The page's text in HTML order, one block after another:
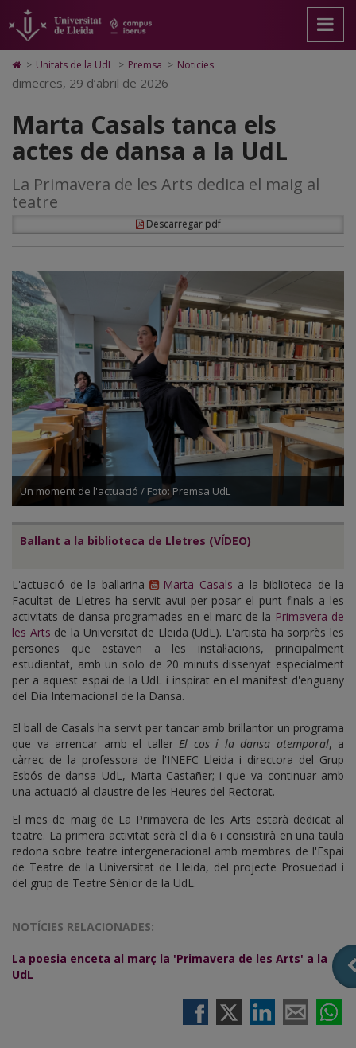
Marta
Casals
tanca
els
actes
de
dansa
a
UdL
pàgina
principal.
Universitat
Lleida
contingut
principal
Mapa
Web.
Universitat
Cerca
Accessibilitat.
Universitat
Lleida
Icono
de
Home
ir
a
la
página
inicio
> Unitats de la UdL > Premsa > Noticies
dimecres, 29 d’abril de 2026
Marta Casals tanca els
actes de dansa a la UdL
La Primavera de les Arts dedica el maig al
teatre
Descarregar pdf
Un moment de l'actuació / Foto: Premsa UdL
Ballant a la biblioteca de Lletres (VÍDEO)
L'actuació de la ballarina Marta Casals a la biblioteca de la
Facultat de Lletres ha servit avui per posar el punt finals a les
activitats de dansa programades en el marc de la Primavera de
les Arts de la Universitat de Lleida (UdL). L'artista ha sorprès les
persones que estaven a les instal·lacions, principalment
estudiantat, amb un solo de 20 minuts dissenyat especialment
per a aquest espai de la UdL i inspirat en el manifest d'enguany
del Dia Internacional de la Dansa.
El ball de Casals ha servit per tancar amb brillantor un programa
que va arrencar amb el taller El cos i la dansa atemporal, a
càrrec de la professora de l'INEFC Lleida i directora del Grup
Esbós de dansa UdL, Marta Castañer; i que va continuar amb
una actuació al claustre de les Heures del Rectorat.
El mes de maig de La Primavera de les Arts estarà dedicat al
teatre. La primera activitat serà el dia 6 i consistirà en una taula
redona sobre teatre intergeneracional amb membres de l'Espai
de Teatre de la Universitat de Lleida, del projecte Prosuedad i
del grup de Teatre Sènior de la UdL.
NOTÍCIES RELACIONADES:
La poesia enceta al març la 'Primavera de les Arts' a la
UdL